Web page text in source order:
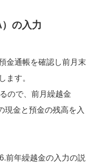
の入力
金通帳を確認し前月末
ます。
ので、前月繰越金
現金と預金の残高を入